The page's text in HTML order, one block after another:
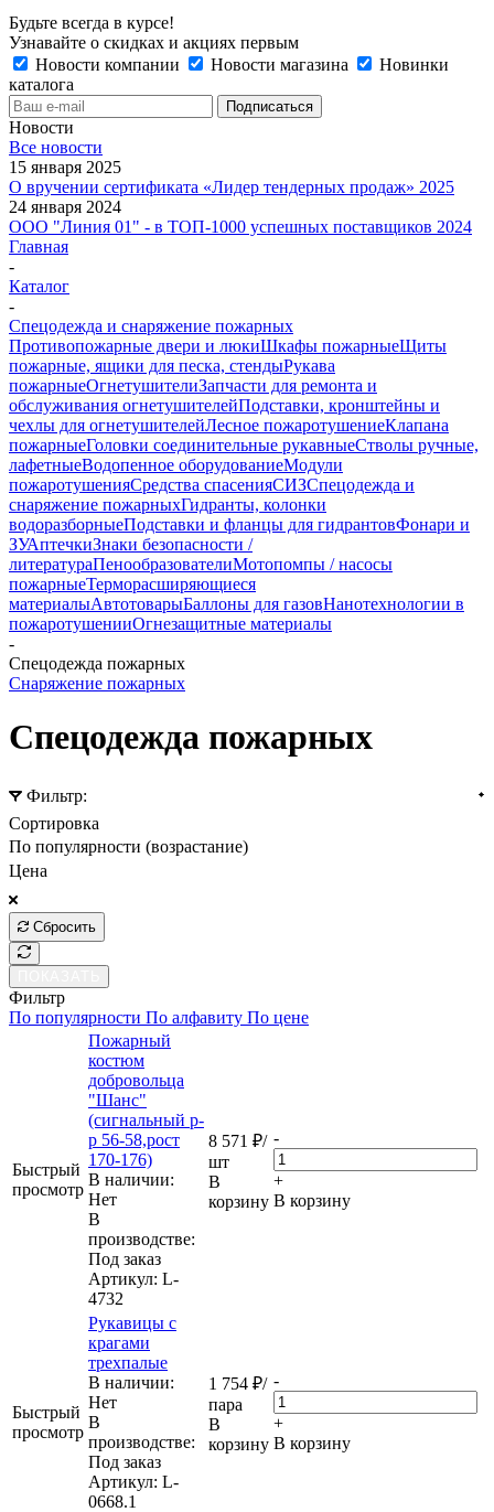
Будьте всегда в курсе!
Узнавайте о скидках и акциях первым
Новости компании
Новости магазина
Новинки
каталога
Новости
Все новости
15 января 2025
О вручении сертификата «Лидер тендерных продаж» 2025
24 января 2024
ООО "Линия 01" - в ТОП-1000 успешных поставщиков 2024
Главная
-
Каталог
-
Спецодежда и снаряжение пожарных
Противопожарные двери и люкиШкафы пожарныеЩиты
пожарные, ящики для песка, стендыРукава
пожарныеОгнетушителиЗапчасти для ремонта и
обслуживания огнетушителейПодставки, кронштейны и
чехлы для огнетушителейЛесное пожаротушениеКлапана
пожарныеГоловки соединительные рукавныеСтволы ручные,
лафетныеВодопенное оборудованиеМодули
пожаротушенияСредства спасенияСИЗСпецодежда и
снаряжение пожарныхГидранты, колонки
водоразборныеПодставки и фланцы для гидрантовФонари и
ЗУАптечкиЗнаки безопасности /
литератураПенообразователиМотопомпы / насосы
пожарныеТерморасширяющиеся
материалыАвтотоварыБаллоны для газовНанотехнологии в
пожаротушенииОгнезащитные материалы
-
Спецодежда пожарных
Снаряжение пожарных
Спецодежда пожарных
Фильтр:
Сортировка
По популярности (возрастание)
Цена
Сбросить
Фильтр
По популярности По алфавиту По цене
Быстрый
просмотр
Пожарный
костюм
добровольца
"Шанс"
(сигнальный р-
р 56-58,рост
170-176)
В наличии:
Нет
В
производстве:
Под заказ
Артикул: L-
4732
8 571 ₽/
шт
В
корзину
-
+
В корзину
Быстрый
просмотр
Рукавицы с
крагами
трехпалые
В наличии:
Нет
В
производстве:
Под заказ
Артикул: L-
0668.1
1 754 ₽/
пара
В
корзину
-
+
В корзину